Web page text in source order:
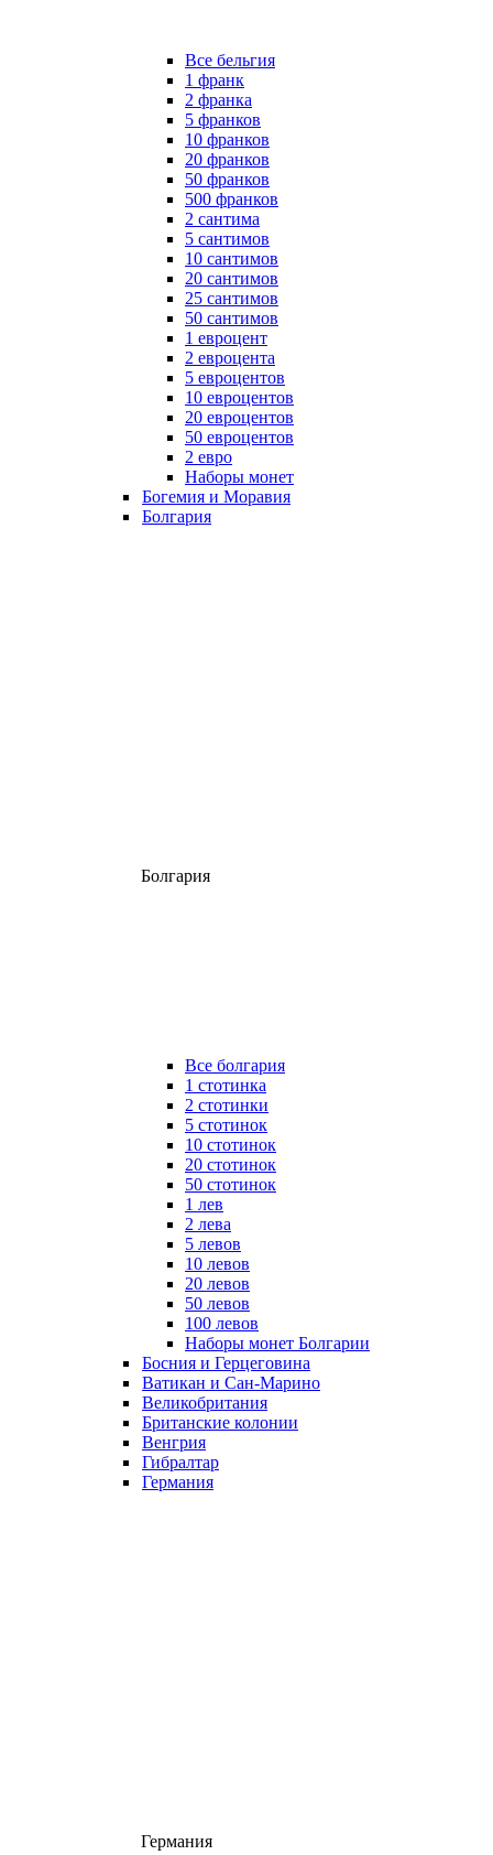
Все бельгия
1 франк
2 франка
5 франков
10 франков
20 франков
50 франков
500 франков
2 сантима
5 сантимов
10 сантимов
20 сантимов
25 сантимов
50 сантимов
1 евроцент
2 евроцента
5 евроцентов
10 евроцентов
20 евроцентов
50 евроцентов
2 евро
Наборы монет
Богемия и Моравия
Болгария
Болгария
Все болгария
1 стотинка
2 стотинки
5 стотинок
10 стотинок
20 стотинок
50 стотинок
1 лев
2 лева
5 левов
10 левов
20 левов
50 левов
100 левов
Наборы монет Болгарии
Босния и Герцеговина
Ватикан и Сан-Марино
Великобритания
Британские колонии
Венгрия
Гибралтар
Германия
Германия